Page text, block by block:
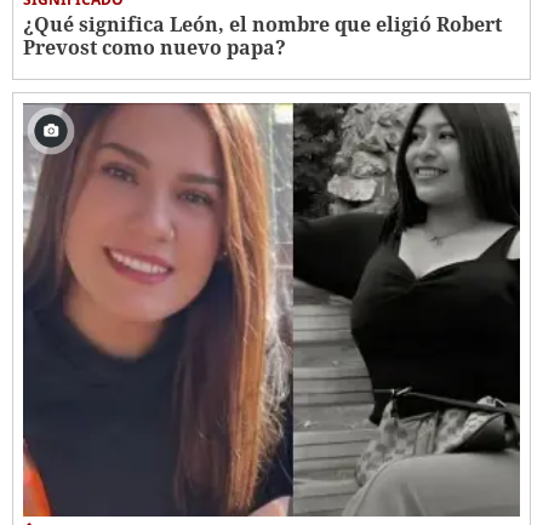
¿Qué significa León, el nombre que eligió Robert
Prevost como nuevo papa?